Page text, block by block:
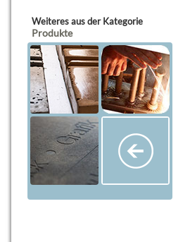
Weiteres aus der Kategorie
Produkte